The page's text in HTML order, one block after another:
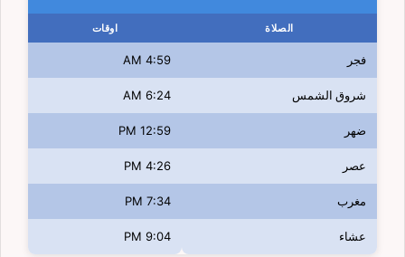
الصلاة اوقات
فجر 4:59 AM
شروق الشمس 6:24 AM
ضهر 12:59 PM
عصر 4:26 PM
مغرب 7:34 PM
عشاء 9:04 PM